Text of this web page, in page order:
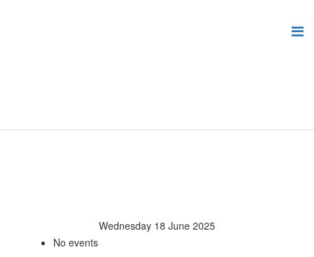
Wednesday 18 June 2025
No events